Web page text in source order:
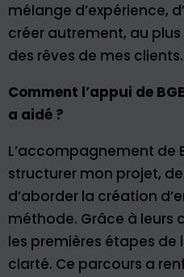
mélange d’expérience,
créer autrement, au
des rêves de mes clients.
Comment l’appui de
a aidé ?
L’accompagnement de
structurer mon projet,
d’aborder la création
méthode. Grâce à leurs
les premières étapes
clarté. Ce parcours a